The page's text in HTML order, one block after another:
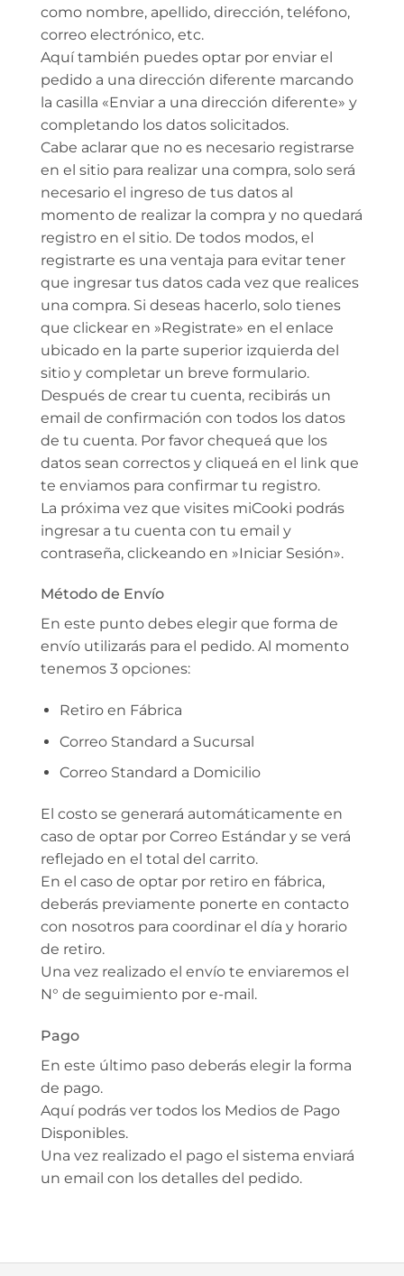
como nombre, apellido, dirección, teléfono,
correo electrónico, etc.
Aquí también puedes optar por enviar el
pedido a una dirección diferente marcando
la casilla «Enviar a una dirección diferente» y
completando los datos solicitados.
Cabe aclarar que no es necesario registrarse
en el sitio para realizar una compra, solo será
necesario el ingreso de tus datos al
momento de realizar la compra y no quedará
registro en el sitio. De todos modos, el
registrarte es una ventaja para evitar tener
que ingresar tus datos cada vez que realices
una compra. Si deseas hacerlo, solo tienes
que clickear en »Registrate» en el enlace
ubicado en la parte superior izquierda del
sitio y completar un breve formulario.
Después de crear tu cuenta, recibirás un
email de confirmación con todos los datos
de tu cuenta. Por favor chequeá que los
datos sean correctos y cliqueá en el link que
te enviamos para confirmar tu registro.
La próxima vez que visites miCooki podrás
ingresar a tu cuenta con tu email y
contraseña, clickeando en »Iniciar Sesión».
Método de Envío
En este punto debes elegir que forma de
envío utilizarás para el pedido. Al momento
tenemos 3 opciones:
Retiro en Fábrica
Correo Standard a Sucursal
Correo Standard a Domicilio
El costo se generará automáticamente en
caso de optar por Correo Estándar y se verá
reflejado en el total del carrito.
En el caso de optar por retiro en fábrica,
deberás previamente ponerte en contacto
con nosotros para coordinar el día y horario
de retiro.
Una vez realizado el envío te enviaremos el
N° de seguimiento por e-mail.
Pago
En este último paso deberás elegir la forma
de pago.
Aquí podrás ver todos los Medios de Pago
Disponibles.
Una vez realizado el pago el sistema enviará
un email con los detalles del pedido.